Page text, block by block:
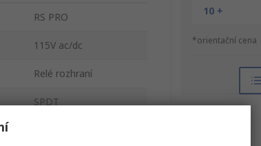
10 +
*orientační cena
RS PRO
115V ac/dc
Relé rozhraní
SPDT